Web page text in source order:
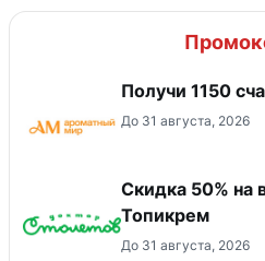
Получи 1150
До 31 августа, 2026
Скидка 50% на
Топикрем
До 31 августа, 2026